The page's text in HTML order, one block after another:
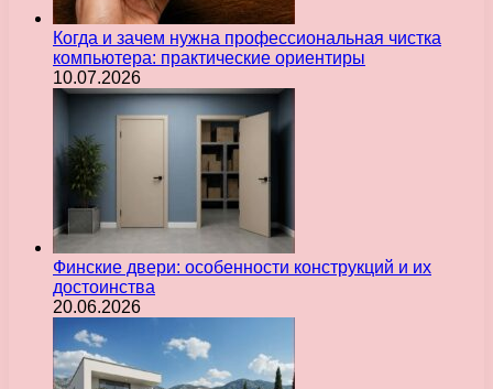
Когда и зачем нужна профессиональная чистка
компьютера: практические ориентиры
10.07.2026
Финские двери: особенности конструкций и их
достоинства
20.06.2026